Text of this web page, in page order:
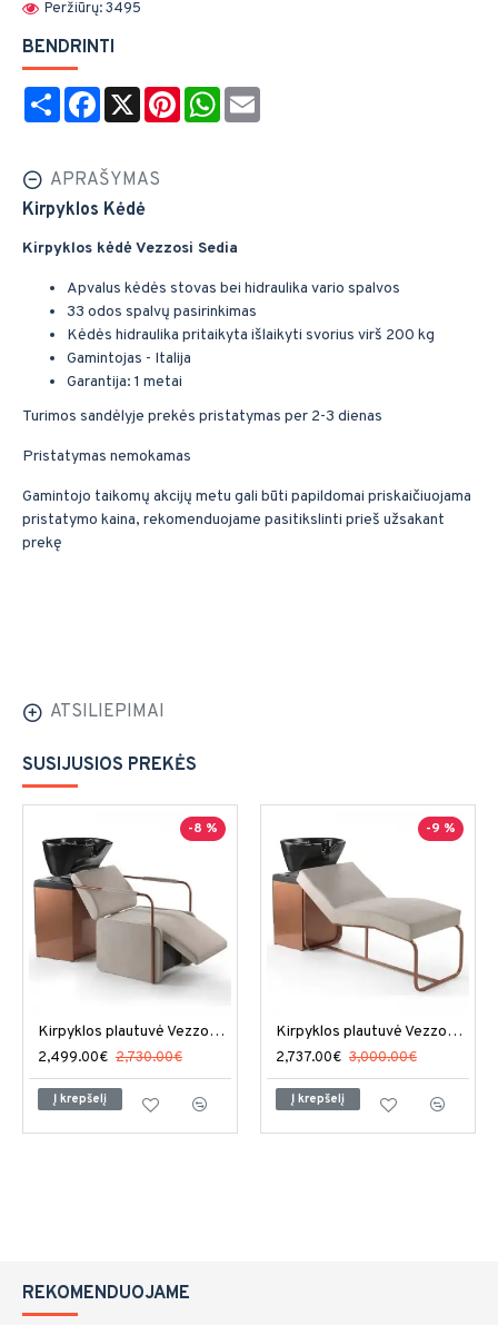
Peržiūrų: 3495
BENDRINTI
Share Facebook
X PinterestWhatsApp
APRAŠYMAS
Kirpyklos Kėdė
Kirpyklos kėdė Vezzosi Sedia
Apvalus kėdės stovas bei hidraulika vario spalvos
33 odos spalvų pasirinkimas
Kėdės hidraulika pritaikyta išlaikyti svorius virš 200 kg
Gamintojas - Italija
Garantija: 1 metai
Turimos sandėlyje prekės pristatymas per 2-3 dienas
Pristatymas nemokamas
Gamintojo taikomų akcijų metu gali būti papildomai priskaičiuojama
pristatymo kaina, rekomenduojame pasitikslinti prieš užsakant
prekę
ATSILIEPIMAI
SUSIJUSIOS PREKĖS
-8 %
Kirpyklos plautuvė Vezzosi Wash
2,499.00€ 2,730.00€
Į krepšelį
-9 %
Kirpyklos plautuvė Vezzosi Seduta
2,737.00€ 3,000.00€
Į krepšelį
REKOMENDUOJAME